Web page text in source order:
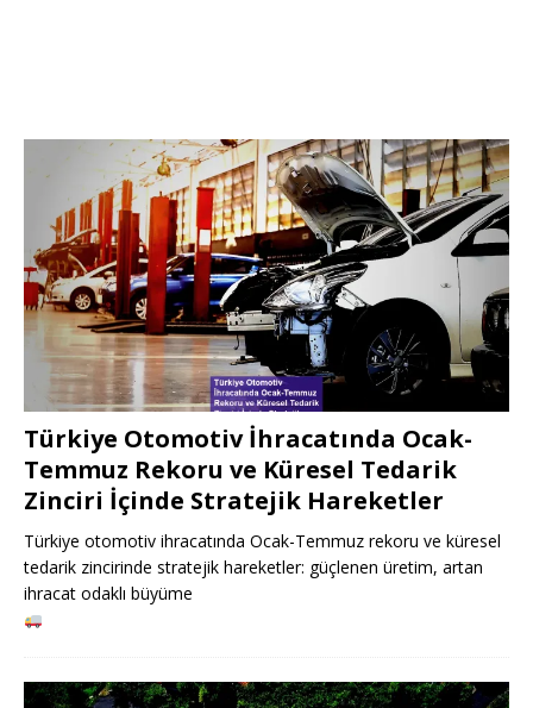
Türkiye Otomotiv İhracatında Ocak-
Temmuz Rekoru ve Küresel Tedarik
Zinciri İçinde Stratejik Hareketler
Türkiye otomotiv ihracatında Ocak-Temmuz rekoru ve küresel
tedarik zincirinde stratejik hareketler: güçlenen üretim, artan
ihracat odaklı büyüme